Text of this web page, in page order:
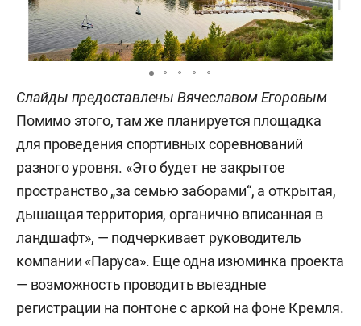
у «Ривьеры», ЖК «Ричмонд», «Ак Барс Арены»,
Нацбиблиотеки РТ, центра семьи «Казан» и на
улице Портовой. Туристические плавучие
пристани общей вместимостью 400 мест город
видит в Займище и неподалеку от Щурячьего
Гостевые стоянки с поминутной оплатой
швартовки хотели открыть у центра города: у
парка «Манзара», «Ривьеры», экстрим-парка
«Урам», Кремлевской дамбы и Кремлевской
набережной. «Зеленые» стоянки для небольших
лодок вроде каяков и байдарок должны
появиться в пяти локациях: в районе Больших
Слайды предоставлены Вячеславом Егоровым
Помимо этого, там же планируется площадка
для проведения спортивных соревнований
разного уровня. «Это будет не закрытое
пространство „за семью заборами“, а открытая,
дышащая территория, органично вписанная в
ландшафт», — подчеркивает руководитель
компании «Паруса». Еще одна изюминка проекта
— возможность проводить выездные
регистрации на понтоне с аркой на фоне Кремля.